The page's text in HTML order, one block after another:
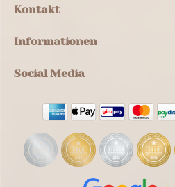
Kontakt
Informationen
Social Media